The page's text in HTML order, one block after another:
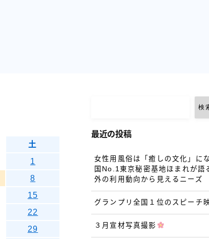
土
1
8
15
22
29
検
最近の投稿
女性用風俗は「癒しの文化」に
国No.1東京秘密基地ほまれが語
外の利用動向から見えるニーズ
グランプリ全国１位のスピーチ
３月宣材写真撮影